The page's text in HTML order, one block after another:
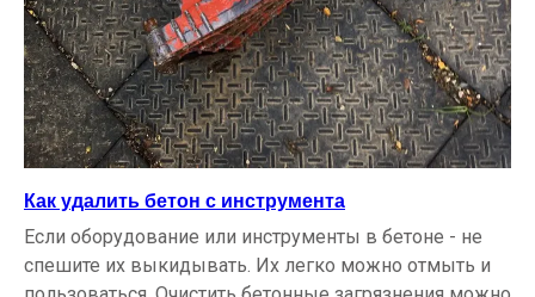
Как удалить бетон с инструмента
Если оборудование или инструменты в бетоне - не
спешите их выкидывать. Их легко можно отмыть и
оборудования, продлевая его срок
службы и обеспечивая безупречную
работу.